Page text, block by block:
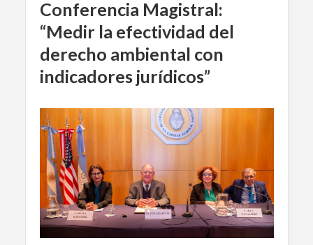
Conferencia Magistral:
“Medir la efectividad del
derecho ambiental con
indicadores jurídicos”